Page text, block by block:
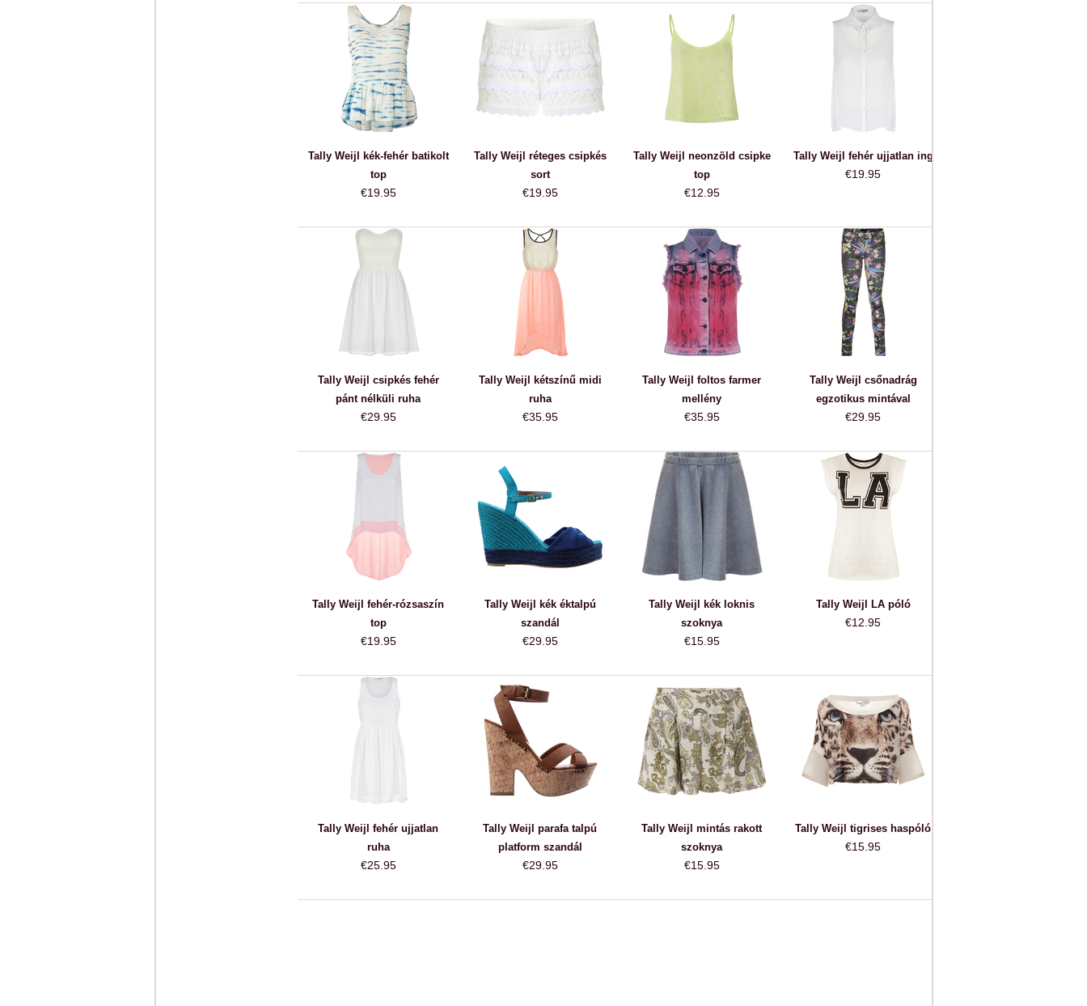
Tally Weijl kék-fehér batikolt
top
€19.95
Tally Weijl réteges csipkés
sort
€19.95
Tally Weijl neonzöld csipke
top
€12.95
Tally Weijl fehér ujjatlan ing
€19.95
Tally Weijl csipkés fehér
pánt nélküli ruha
€29.95
Tally Weijl kétszínű midi
ruha
€35.95
Tally Weijl foltos farmer
mellény
€35.95
Tally Weijl csőnadrág
egzotikus mintával
€29.95
Tally Weijl fehér-rózsaszín
top
€19.95
Tally Weijl kék éktalpú
szandál
€29.95
Tally Weijl kék loknis
szoknya
€15.95
Tally Weijl LA póló
€12.95
Tally Weijl fehér ujjatlan
ruha
€25.95
Tally Weijl parafa talpú
platform szandál
€29.95
Tally Weijl mintás rakott
szoknya
€15.95
Tally Weijl tigrises haspóló
€15.95